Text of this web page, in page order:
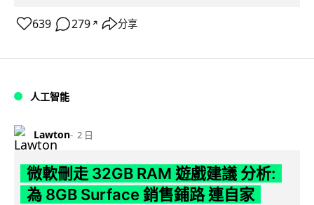
639 279 ↗ 分享
人工智能
Lawton 2 日
微軟刪走 32GB RAM 遊戲建議 分析:
為 8GB Surface 銷售鋪路 連自家